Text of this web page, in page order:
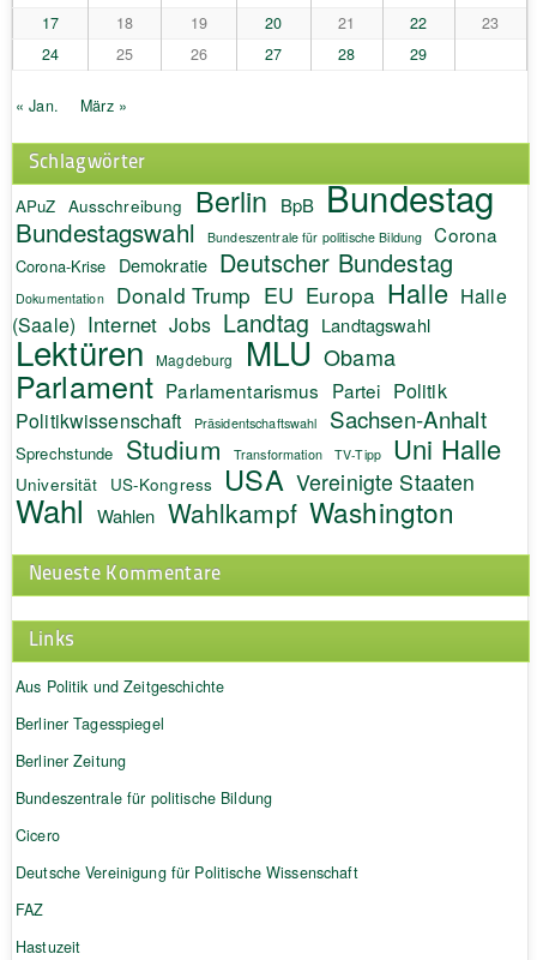
17
18 19 20 21 22
23
24
25 26 27 28 29
« Jan. März »
Schlagwörter
APuZ Ausschreibung Berlin BpB Bundestag
Bundestagswahl Bundeszentrale für politische Bildung Corona
Corona-Krise Demokratie Deutscher Bundestag
Dokumentation Donald Trump EU Europa Halle Halle
(Saale) Internet Jobs Landtag Landtagswahl
Lektüren Magdeburg MLU Obama
Parlament Parlamentarismus Partei Politik
Politikwissenschaft Präsidentschaftswahl Sachsen-Anhalt
Sprechstunde Studium Transformation TV-Tipp Uni Halle
Universität US-Kongress USA Vereinigte Staaten
Wahl Wahlen Wahlkampf Washington
Neueste Kommentare
Links
Aus Politik und Zeitgeschichte
Berliner Tagesspiegel
Berliner Zeitung
Bundeszentrale für politische Bildung
Cicero
Deutsche Vereinigung für Politische Wissenschaft
FAZ
Hastuzeit